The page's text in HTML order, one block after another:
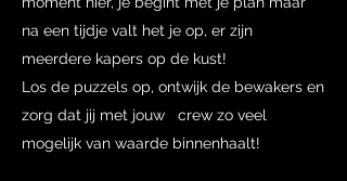
na een tijdje valt het je op, er zijn
meerdere kapers op de kust!
Los de puzzels op, ontwijk de bewakers en
zorg dat jij met jouw crew zo veel
mogelijk van waarde binnenhaalt!